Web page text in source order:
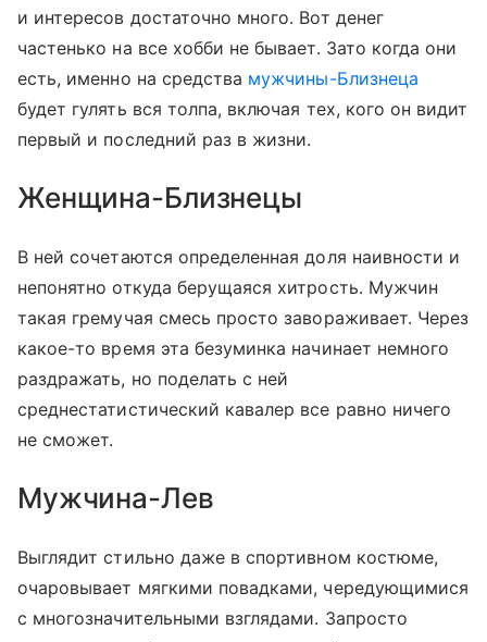
и интересов достаточно много. Вот денег
частенько на все хобби не бывает. Зато когда они
есть, именно на средства мужчины-Близнеца
будет гулять вся толпа, включая тех, кого он видит
первый и последний раз в жизни.
Женщина-Близнецы
В ней сочетаются определенная доля наивности и
непонятно откуда берущаяся хитрость. Мужчин
такая гремучая смесь просто завораживает. Через
какое-то время эта безуминка начинает немного
раздражать, но поделать с ней
среднестатистический кавалер все равно ничего
не сможет.
Мужчина-Лев
Выглядит стильно даже в спортивном костюме,
очаровывает мягкими повадками, чередующимися
с многозначительными взглядами. Запросто